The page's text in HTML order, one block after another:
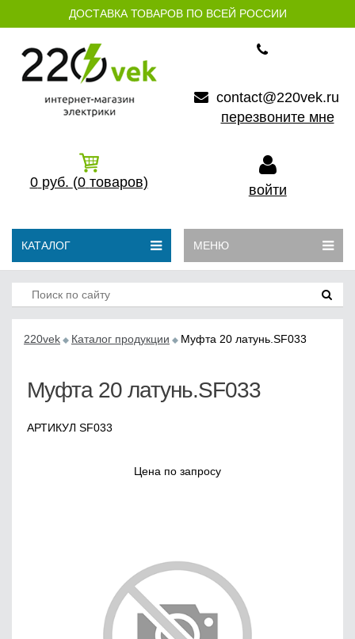
ДОСТАВКА ТОВАРОВ ПО ВСЕЙ РОССИИ
contact@220vek.ru
перезвоните мне
0 руб. (0 товаров) войти
КАТАЛОГ МЕНЮ
220vek Каталог продукции Муфта 20 латунь.SF033
Муфта 20 латунь.SF033
АРТИКУЛ SF033
Цена по запросу